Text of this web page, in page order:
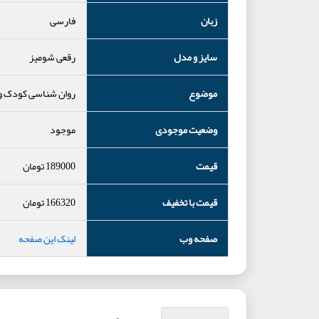
زبان
فارسی
سایز و مدل
رقعی شومیز
موضوع
روان شناسی کودک
وضعیت موجودی
موجود
قیمت
189000تومان
قیمت با تخفیف
166320تومان
صفحه وب
لینک این صفحه